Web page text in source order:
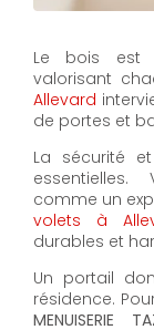
Le bois est
valorisant
Allevard
de portes et
La sécurité
comme un
volets à
durables et
Un portail
résidence.
MENUISERIE